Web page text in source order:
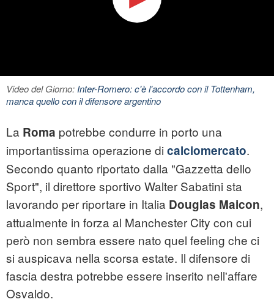
Video del Giorno: Inter-Romero: c'è l'accordo con il Tottenham,
manca quello con il difensore argentino
La Roma potrebbe condurre in porto una
importantissima operazione di calciomercato.
Secondo quanto riportato dalla "Gazzetta dello
Sport", il direttore sportivo Walter Sabatini sta
lavorando per riportare in Italia Douglas Maicon,
attualmente in forza al Manchester City con cui
però non sembra essere nato quel feeling che ci
si auspicava nella scorsa estate. Il difensore di
fascia destra potrebbe essere inserito nell'affare
Osvaldo.